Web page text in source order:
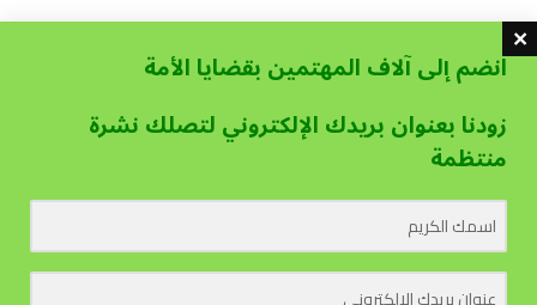
انضم إلى آلاف المهتمين بقضايا الأمة
زودنا بعنوان بريدك الإلكتروني لتصلك نشرة
منتظمة